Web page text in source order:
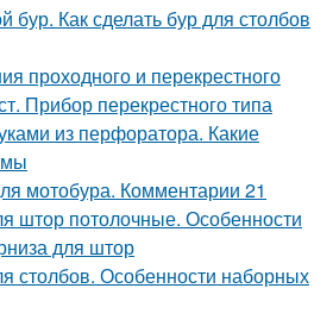
бур. Как сделать бур для столбов
проходного и перекрестного
Прибор перекрестного типа
из перфоратора. Какие
мотобура. Комментарии 21
штор потолочные. Особенности
для штор
столбов. Особенности наборных